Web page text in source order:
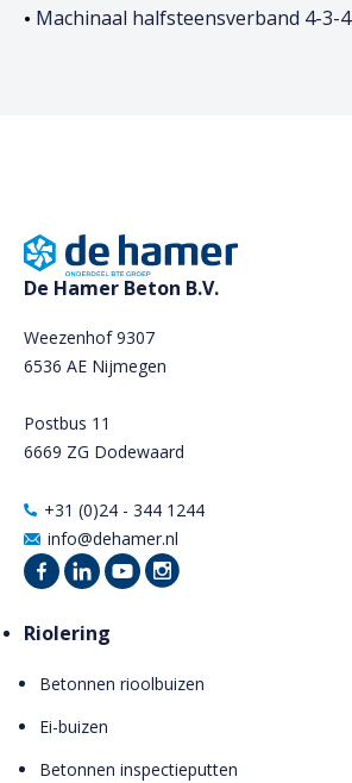
Machinaal halfsteensverband 4-3-4
De Hamer Beton B.V.
Weezenhof 9307
6536 AE Nijmegen
Postbus 11
6669 ZG Dodewaard
+31 (0)24 - 344 1244
info@dehamer.nl
Riolering
Betonnen rioolbuizen
Ei-buizen
Betonnen inspectieputten